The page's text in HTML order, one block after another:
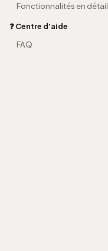
Fonctionnalités en détail
❓ Centre d'aide
FAQ